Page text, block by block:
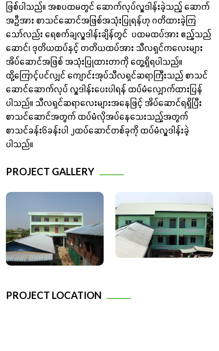
ဖြစ်ပါသည်။ အစပထမတွင် ဆောက်လုပ်လှူဒါန်းခဲ့သည့် ဆောက်
အဦအား စာသင်ဆောင်အဖြစ်အသုံးပြုရန်ဟု ဂတိထားခဲ့ကြ
သော်လည်း ရေစက်ချလှူဒါန်းချိန်တွင် ပထမထပ်အား ဧည့်သည်
ဆောင်၊ ဒုတိယထပ်နှင့် တတိယထပ်အား သီလရှင်ကလေးများ
အိပ်ဆောင်အဖြစ် အသုံးပြုထားတာကို တွေ့ရှိရပါသည်။
ထို့ကြောင့်ပင်လျှင် ကျောင်းအုပ်သီလရှင်ဆရာကြီးသည် စာသင်
ဆောင်ဆောက်လုပ် လှူဒါန်းပေးပါရန် ထပ်မံလျှောက်ထားပြန်
ပါသည်။ သီလရှင်ဆရာလေးများအနေဖြင့် အိပ်ဆောင်ရရှိပြီး
စာသင်ဆောင်အတွက် ထပ်မံလိုအပ်နေသေးသည့်အတွက်
စာသင်ခန်း၆ခန်းပါ ၂ထပ်ဆောင်တစ်ခုကို ထပ်မံလှူဒါန်းခဲ့
ပါသည်။
PROJECT GALLERY
PROJECT LOCATION